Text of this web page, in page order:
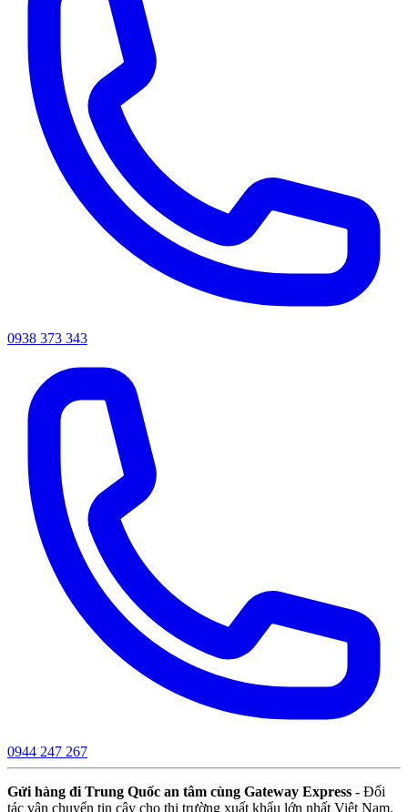
0938 373 343
0944 247 267
Gửi hàng đi Trung Quốc an tâm cùng Gateway Express - Đối
tác vận chuyển tin cậy cho thị trường xuất khẩu lớn nhất Việt Nam.